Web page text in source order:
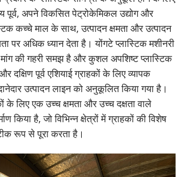
पूर्व, अपने विकसित पेट्रोकेमिकल उद्योग और
कच्चे माल के साथ, उत्पादन क्षमता और उत्पादन
पर अधिक ध्यान देता है। योंगटे प्लास्टिक मशीनरी
मांग की गहरी समझ है और कुशल अपशिष्ट प्लास्टिक
दक्षिण पूर्व एशियाई ग्राहकों के लिए व्यापक
उत्पादन लाइन को अनुकूलित किया गया है।
के लिए एक उच्च क्षमता और उच्च दक्षता वाले
किया है, जो विभिन्न क्षेत्रों में ग्राहकों की विशेष
रूप से पूरा करता है।